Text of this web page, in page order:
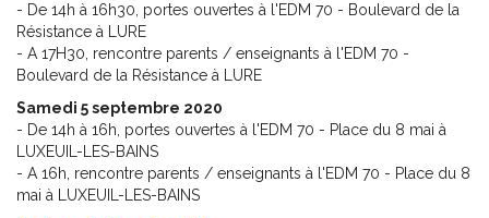
- De 14h à 16h30, portes ouvertes à l'EDM 70 - Boulevard de la
Résistance à LURE
- A 17H30, rencontre parents / enseignants à l'EDM 70 -
Boulevard de la Résistance à LURE
Samedi 5 septembre 2020
- De 14h à 16h, portes ouvertes à l'EDM 70 - Place du 8 mai à
LUXEUIL-LES-BAINS
- A 16h, rencontre parents / enseignants à l'EDM 70 - Place du 8
mai à LUXEUIL-LES-BAINS